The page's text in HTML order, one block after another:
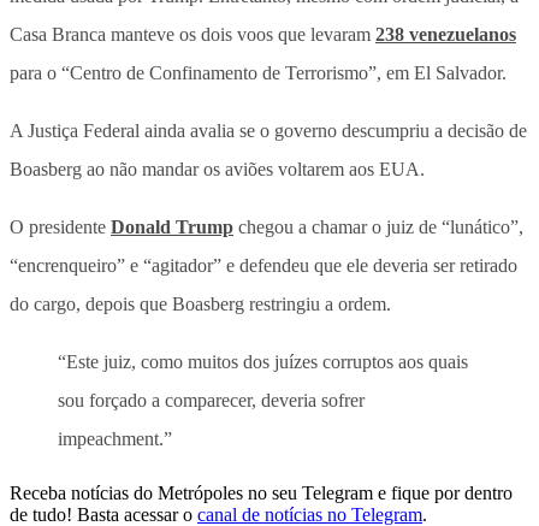
Casa Branca manteve os dois voos que levaram 238 venezuelanos
para o “Centro de Confinamento de Terrorismo”, em El Salvador.
A Justiça Federal ainda avalia se o governo descumpriu a decisão de
Boasberg ao não mandar os aviões voltarem aos EUA.
O presidente Donald Trump chegou a chamar o juiz de “lunático”,
“encrenqueiro” e “agitador” e defendeu que ele deveria ser retirado
do cargo, depois que Boasberg restringiu a ordem.
“Este juiz, como muitos dos juízes corruptos aos quais
sou forçado a comparecer, deveria sofrer
impeachment.”
Receba notícias do Metrópoles no seu Telegram e fique por dentro
de tudo! Basta acessar o canal de notícias no Telegram.